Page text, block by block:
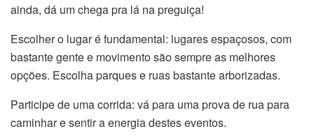
ainda, dá um chega pra lá na preguiça!
Escolher o lugar é fundamental: lugares espaçosos, com
bastante gente e movimento são sempre as melhores
opções. Escolha parques e ruas bastante arborizadas.
Participe de uma corrida: vá para uma prova de rua para
caminhar e sentir a energia destes eventos.